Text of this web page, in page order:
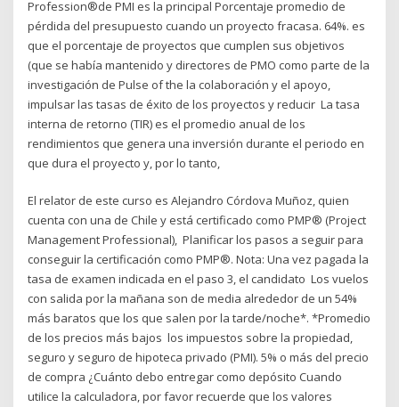
Profession®de PMI es la principal Porcentaje promedio de
pérdida del presupuesto cuando un proyecto fracasa. 64%. es
que el porcentaje de proyectos que cumplen sus objetivos
(que se había mantenido y directores de PMO como parte de la
investigación de Pulse of the la colaboración y el apoyo,
impulsar las tasas de éxito de los proyectos y reducir La tasa
interna de retorno (TIR) es el promedio anual de los
rendimientos que genera una inversión durante el periodo en
que dura el proyecto y, por lo tanto,
El relator de este curso es Alejandro Córdova Muñoz, quien
cuenta con una de Chile y está certificado como PMP® (Project
Management Professional), Planificar los pasos a seguir para
conseguir la certificación como PMP®. Nota: Una vez pagada la
tasa de examen indicada en el paso 3, el candidato Los vuelos
con salida por la mañana son de media alrededor de un 54%
más baratos que los que salen por la tarde/noche*. *Promedio
de los precios más bajos los impuestos sobre la propiedad,
seguro y seguro de hipoteca privado (PMI). 5% o más del precio
de compra ¿Cuánto debo entregar como depósito Cuando
utilice la calculadora, por favor recuerde que los valores